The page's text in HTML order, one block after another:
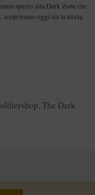
spazio alla Dark Zone che
scopriremo oggi sia la storia
,The Dark